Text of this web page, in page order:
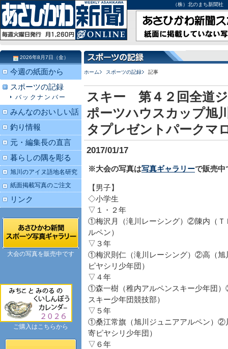
（株）北のまち新聞
ホーム スポーツの記録 記事
スキー 第４２回全道
ポーツハウスカップ旭
タプレゼントパークマ
2017/01/17
※大会の写真は写真ギャラリーで販売中
【男子】
◇小学生
▽１・２年
①梅沢月（滝川レーシング）②陳内（
ルペン）
▽３年
①梅沢則仁（滝川レーシング）②高（
ピヤシリ少年団）
▽４年
①森一樹（稚内アルペンスキー少年団
スキー少年団競技部）
▽５年
①桑江常旗（旭川ジュニアアルペン）
寄ピヤシリ少年団）
▽６年
2026年8月7日（金）
今週の紙面から
スポーツの記録
バックナンバー
みんなのおいしい話
釣り情報
元・編集長の直言
暮らしの隅を彫る
旭川のアイヌ語地名研究
紙面掲載写真のご注文
リンク
大会の写真を販売中です
ご購入はこちらから